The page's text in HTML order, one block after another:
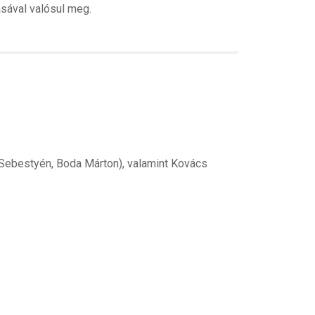
valósul meg.
Boda Márton), valamint Kovács